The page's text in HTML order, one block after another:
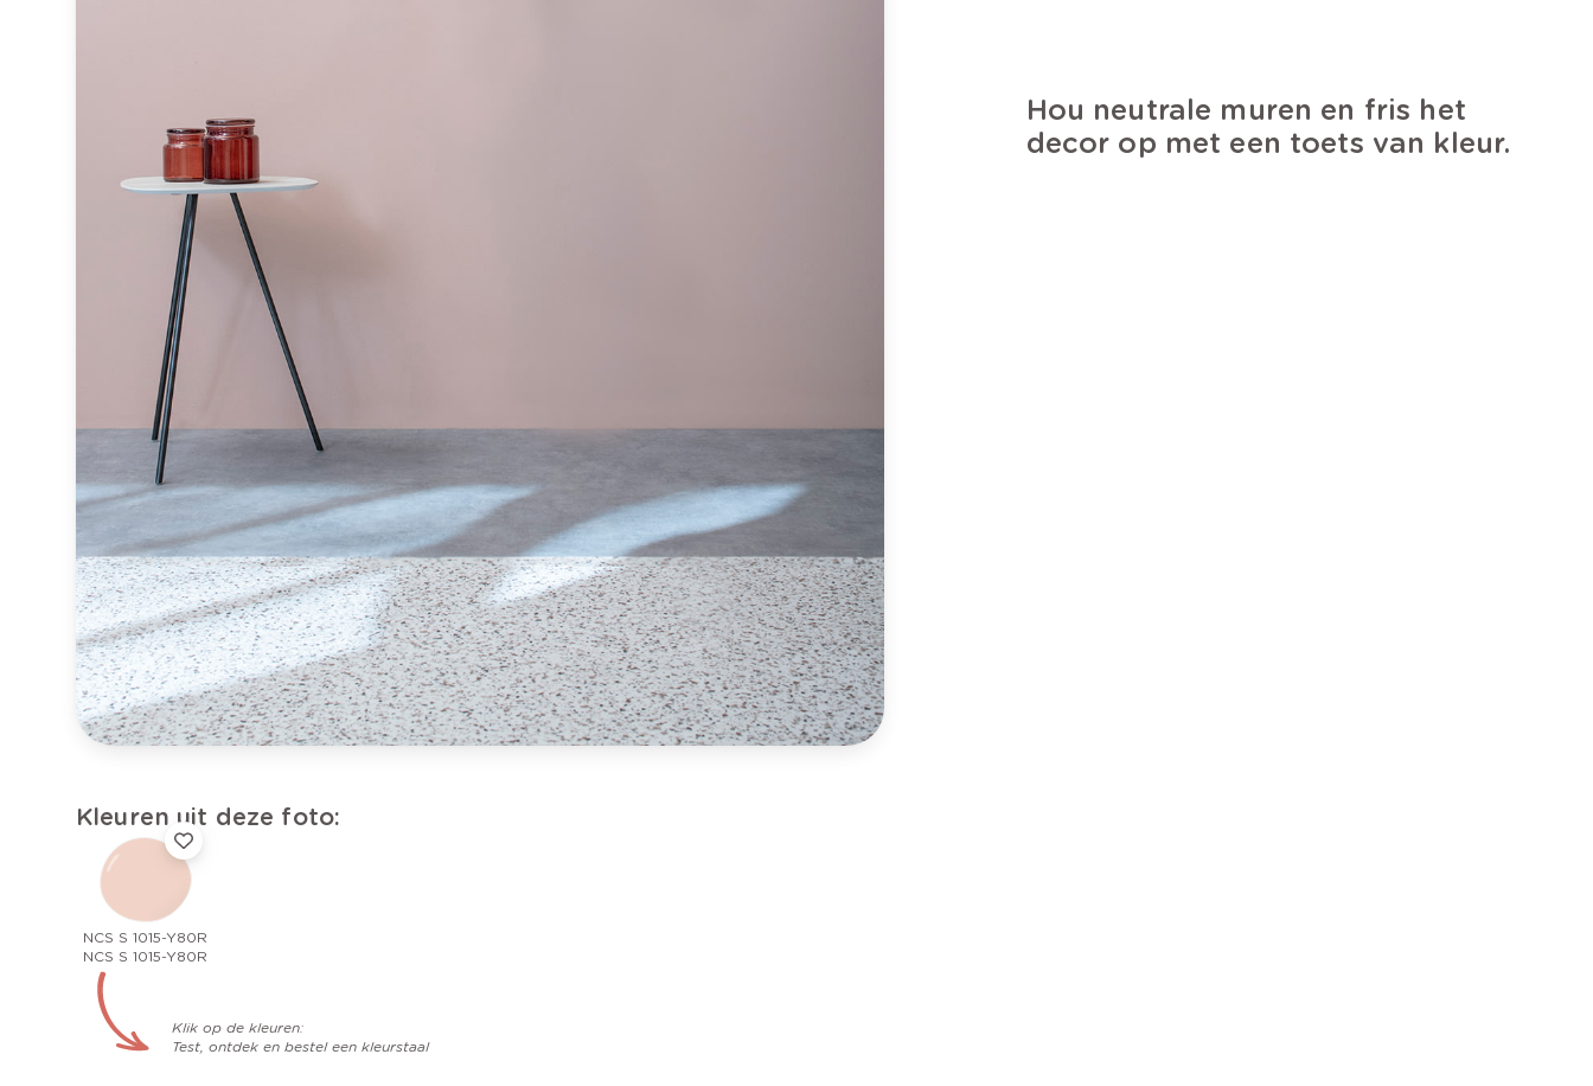
Hou neutrale muren en fris het
decor op met een toets van kleur.
Kleuren uit deze foto:
NCS S 1015-Y80R
NCS S 1015-Y80R
Klik op de kleuren:
Test, ontdek en bestel een kleurstaal